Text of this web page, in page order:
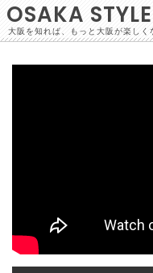
OSAKA STYLE
大阪を知れば、もっと大阪が楽しく